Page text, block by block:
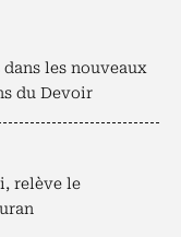
les nouveaux
du Devoir
relève le